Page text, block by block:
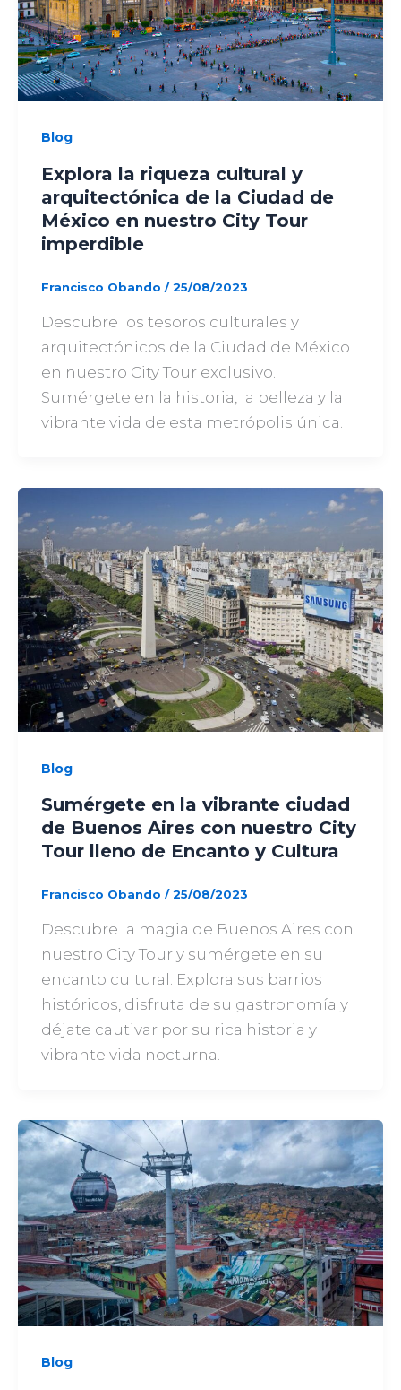
Blog
Explora la riqueza cultural y
arquitectónica de la Ciudad de
México en nuestro City Tour
imperdible
Francisco Obando /25/08/2023
Descubre los tesoros culturales y
arquitectónicos de la Ciudad de México
en nuestro City Tour exclusivo.
Sumérgete en la historia, la belleza y la
vibrante vida de esta metrópolis única.
Blog
Sumérgete en la vibrante ciudad
de Buenos Aires con nuestro City
Tour lleno de Encanto y Cultura
Francisco Obando /25/08/2023
Descubre la magia de Buenos Aires con
nuestro City Tour y sumérgete en su
encanto cultural. Explora sus barrios
históricos, disfruta de su gastronomía y
déjate cautivar por su rica historia y
vibrante vida nocturna.
Blog